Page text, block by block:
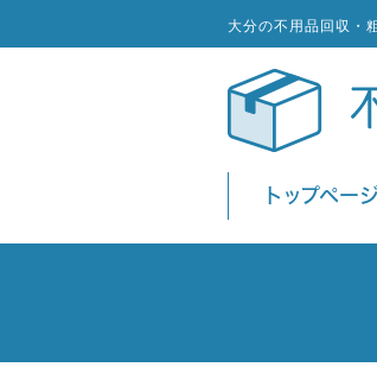
大分の不用品回収・
トップペー